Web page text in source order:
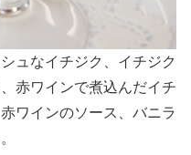
ュなイチジク、イチジク
赤ワインで煮込んだイチ
ワインのソース、バニラ